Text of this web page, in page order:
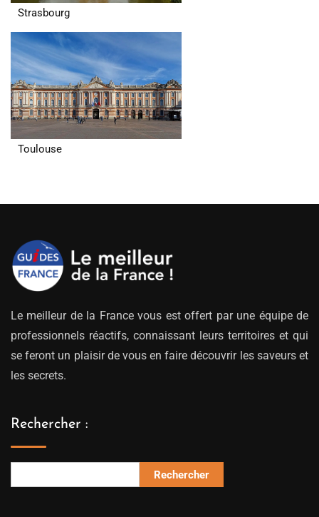
Strasbourg
Toulouse
Le meilleur de la France vous est offert par une équipe de
professionnels réactifs, connaissant leurs territoires et qui
se feront un plaisir de vous en faire découvrir les saveurs et
les secrets.
Rechercher :
Rechercher